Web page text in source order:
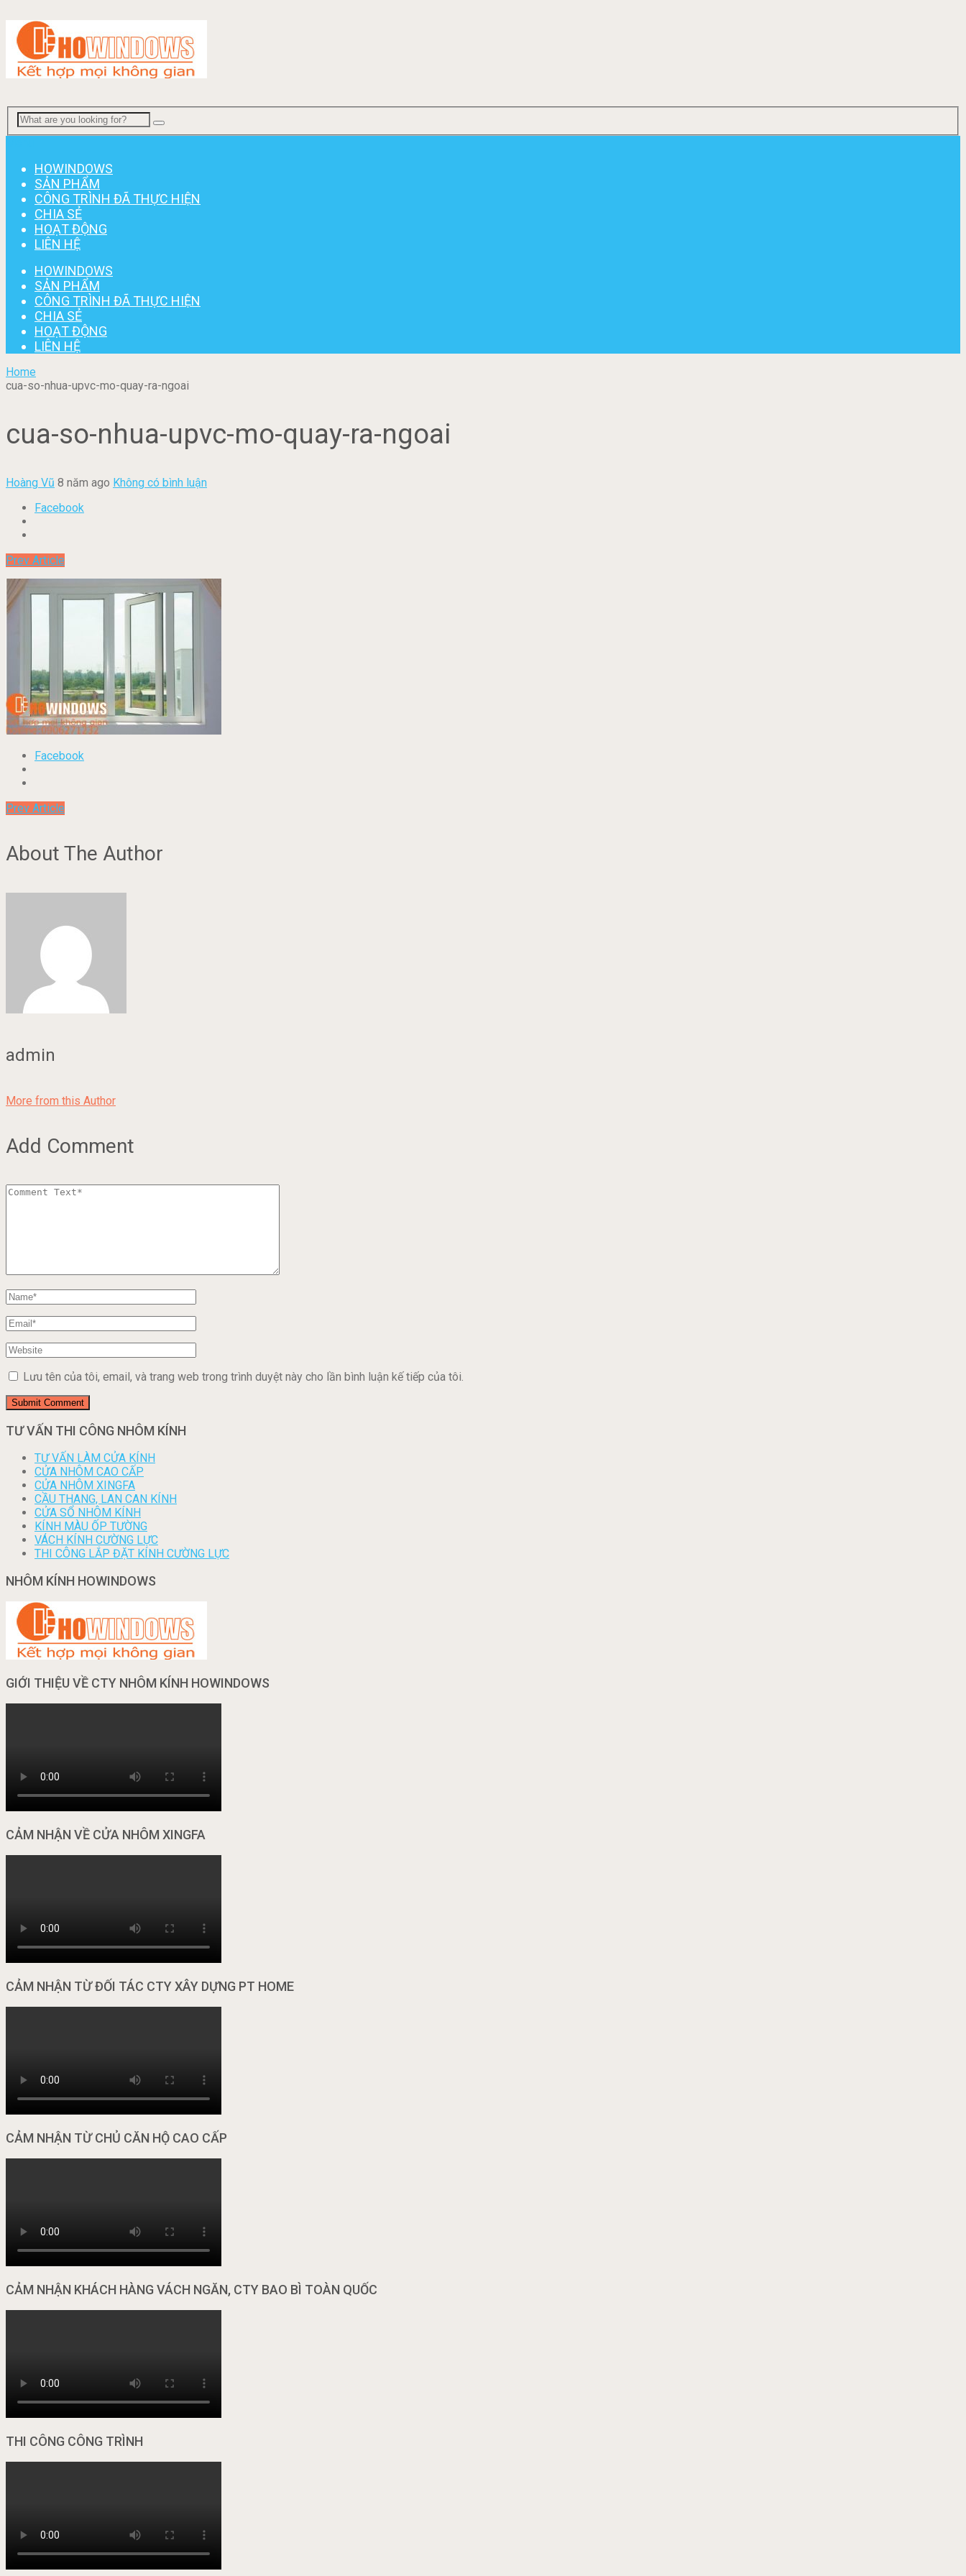
HOWINDOWS
SẢN PHẨM
CÔNG TRÌNH ĐÃ THỰC HIỆN
CHIA SẺ
HOẠT ĐỘNG
LIÊN HỆ
HOWINDOWS
SẢN PHẨM
CÔNG TRÌNH ĐÃ THỰC HIỆN
CHIA SẺ
HOẠT ĐỘNG
LIÊN HỆ
Home
cua-so-nhua-upvc-mo-quay-ra-ngoai
cua-so-nhua-upvc-mo-quay-ra-ngoai
Hoàng Vũ 8 năm ago Không có bình luận
Facebook
Prev Article
Facebook
Prev Article
About The Author
admin
More from this Author
Add Comment
Lưu tên của tôi, email, và trang web trong trình duyệt này cho lần bình luận kế tiếp của tôi.
TƯ VẤN THI CÔNG NHÔM KÍNH
TƯ VẤN LÀM CỬA KÍNH
CỬA NHÔM CAO CẤP
CỬA NHÔM XINGFA
CẦU THANG, LAN CAN KÍNH
CỬA SỔ NHÔM KÍNH
KÍNH MÀU ỐP TƯỜNG
VÁCH KÍNH CƯỜNG LỰC
THI CÔNG LẮP ĐẶT KÍNH CƯỜNG LỰC
NHÔM KÍNH HOWINDOWS
GIỚI THIỆU VỀ CTY NHÔM KÍNH HOWINDOWS
CẢM NHẬN VỀ CỬA NHÔM XINGFA
CẢM NHẬN TỪ ĐỐI TÁC CTY XÂY DỰNG PT HOME
CẢM NHẬN TỪ CHỦ CĂN HỘ CAO CẤP
CẢM NHẬN KHÁCH HÀNG VÁCH NGĂN, CTY BAO BÌ TOÀN QUỐC
THI CÔNG CÔNG TRÌNH